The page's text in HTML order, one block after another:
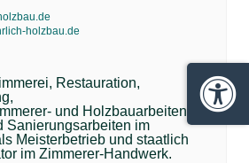
holzbau.de
Restauration,
und Holzbauarbeiten und
Sanierungsarbeiten im
Meisterbetrieb und staatlich
im Zimmerer-Handwerk.